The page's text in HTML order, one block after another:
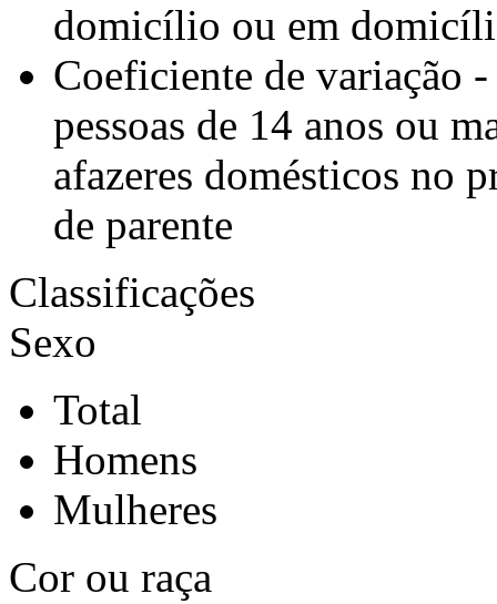
domicílio ou em
Coeficiente de variação
pessoas de 14 anos ou
afazeres domésticos
de parente
Classificações
Sexo
Total
Homens
Mulheres
Cor ou raça